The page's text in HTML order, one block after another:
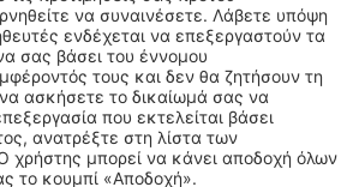
το ταξίδι σας